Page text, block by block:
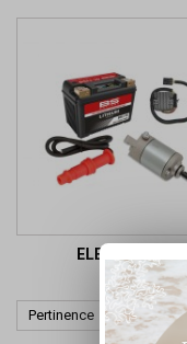
ELECTRICITE
Pertinence